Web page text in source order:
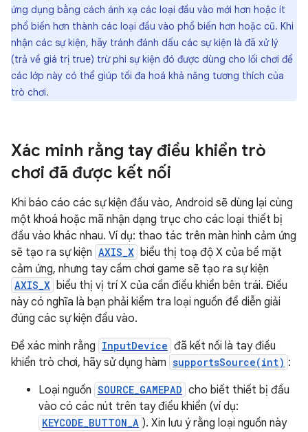
ứng dụng bằng cách ánh xạ các loại đầu vào mới hơn hoặc ít
phổ biến hơn thành các loại đầu vào phổ biến hơn hoặc cũ. Khi
nhận các sự kiện, hãy tránh đánh dấu các sự kiện là đã xử lý
(trả về giá trị true) trừ phi sự kiện đó được dùng cho lối chơi để
các lớp này có thể giúp tối đa hoá khả năng tương thích của
trò chơi.
Xác minh rằng tay điều khiển trò
chơi đã được kết nối
Khi báo cáo các sự kiện đầu vào, Android sẽ dùng lại cùng
một khoá hoặc mã nhận dạng trục cho các loại thiết bị
đầu vào khác nhau. Ví dụ: thao tác trên màn hình cảm ứng
sẽ tạo ra sự kiện AXIS_X biểu thị toạ độ X của bề mặt
cảm ứng, nhưng tay cầm chơi game sẽ tạo ra sự kiện
AXIS_X biểu thị vị trí X của cần điều khiển bên trái. Điều
này có nghĩa là bạn phải kiểm tra loại nguồn để diễn giải
đúng các sự kiện đầu vào.
Để xác minh rằng InputDevice đã kết nối là tay điều
khiển trò chơi, hãy sử dụng hàm supportsSource(int) :
Loại nguồn SOURCE_GAMEPAD cho biết thiết bị đầu
vào có các nút trên tay điều khiển (ví dụ:
KEYCODE_BUTTON_A ). Xin lưu ý rằng loại nguồn này